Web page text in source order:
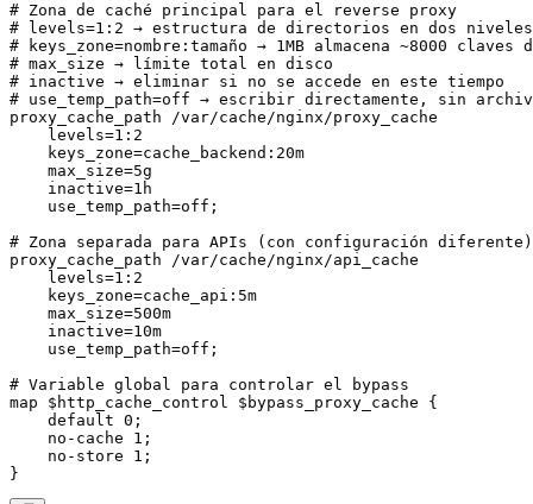
# Zona de caché principal para el reverse proxy
# levels=1:2 → estructura de directorios en dos
# keys_zone=nombre:tamaño → 1MB almacena ~8000 claves
# max_size → límite total en disco
# inactive → eliminar si no se accede en este tiempo
# use_temp_path=off → escribir directamente, sin
proxy_cache_path /var/cache/nginx/proxy_cache
    levels=1:2
    keys_zone=cache_backend:20m
    max_size=5g
    inactive=1h
    use_temp_path=off;
# Zona separada para APIs (con configuración diferente)
proxy_cache_path /var/cache/nginx/api_cache
    levels=1:2
    keys_zone=cache_api:5m
    max_size=500m
    inactive=10m
    use_temp_path=off;
# Variable global para controlar el bypass
map $http_cache_control $bypass_proxy_cache {
    default 0;
    no-cache 1;
    no-store 1;